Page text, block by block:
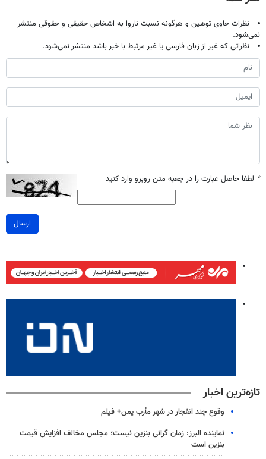
نظرات حاوی توهین و هرگونه نسبت ناروا به اشخاص حقیقی و حقوقی منتشر
نمی‌شود.
نظراتی که غیر از زبان فارسی یا غیر مرتبط با خبر باشد منتشر نمی‌شود.
* لطفا حاصل عبارت را در جعبه متن روبرو وارد کنید
ارسال
تازه‌ترین اخبار
وقوع چند انفجار در شهر مأرب یمن+ فیلم
نماینده البرز: زمان گرانی بنزین نیست؛ مجلس مخالف افزایش قیمت
بنزین است